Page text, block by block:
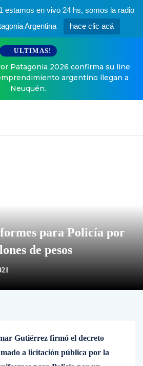
estamos en vivo 24 hs, somos la radio
Argentina
hace clic acá
ULTIMAS!
Patagonia 2026 confirma su line
argentino llegan a
Neuquén.
para Policía por
de pesos
Gutiérrez firmó el decreto
a licitación pública por la